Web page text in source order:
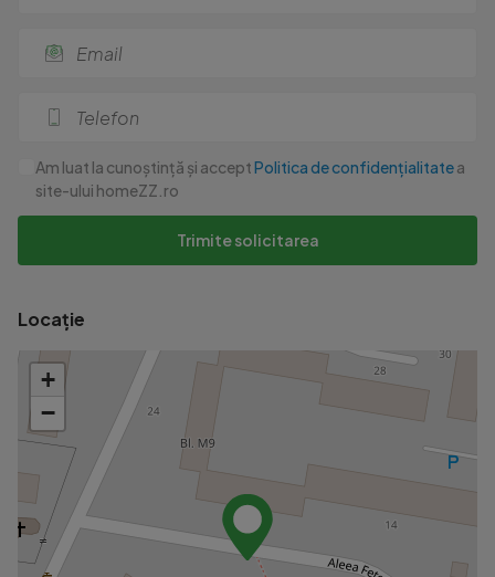
Am luat la cunoștință și acceptPolitica de confidențialitatea
site-ului homeZZ.ro
Trimite solicitarea
Locație
+
−